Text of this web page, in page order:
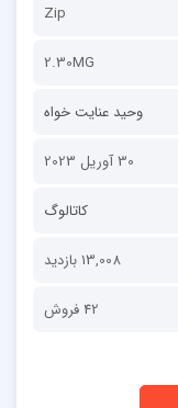
Zip
2.30MG
وحید عنایت خواه
30 آوریل 2023
کاتالوگ
13,008 بازدید
42 فروش